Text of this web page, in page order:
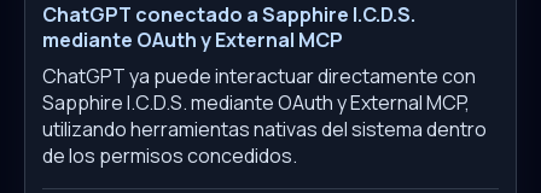
ChatGPT conectado a Sapphire I.C.D.S.
mediante OAuth y External MCP
ChatGPT ya puede interactuar directamente con
Sapphire I.C.D.S. mediante OAuth y External MCP,
utilizando herramientas nativas del sistema dentro
de los permisos concedidos.